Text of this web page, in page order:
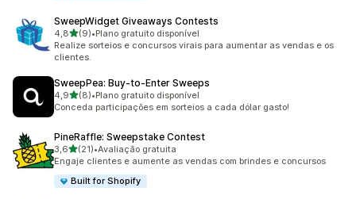
SweepWidget Giveaways Contests
4,8de 5 estrelas
(9)
9 avaliações ao todo
•Plano gratuito disponível
Realize sorteios e concursos virais para aumentar as vendas e os
clientes.
SweepPea: Buy‑to‑Enter Sweeps
4,9de 5 estrelas
(8)
8 avaliações ao todo
•Plano gratuito disponível
Conceda participações em sorteios a cada dólar gasto!
PineRaffle: Sweepstake Contest
3,6de 5 estrelas
(21)
21 avaliações ao todo
•Avaliação gratuita
Engaje clientes e aumente as vendas com brindes e concursos
Built for Shopify